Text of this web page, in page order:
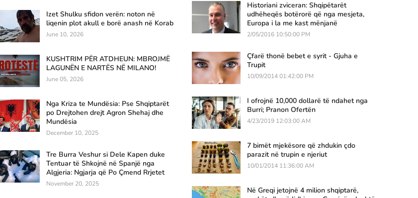
Izet Shulku sfidon verën: noton në
liqenin plot akull e borë anash në Korab
June 10, 2026
KUSHTRIM PËR ATDHEUN: MBROJMË
LAGUNËN E NARTËS NË MILANO!
June 05, 2026
Nga Kriza te Mundësia: Pse Shqiptarët
po Drejtohen drejt Agron Shehaj dhe
Mundësia
December 10, 2025
Tre Burra Veshur si Dele Kapen duke
Tentuar të Shkojnë në Spanjë nga
Algjeria: Ngjarja që Po Çmend Rrjetet
November 20, 2025
Historiani zviceran: Shqipëtarët
udhëheqës botërorë që nga mesjeta,
Europa i la me kast mënjanë
2/05/2016 10:50:00 PM
Çfarë thonë bebet e syrit - Gjuha e
Trupit
10/09/2014 01:42:00 PM
I ofrojnë 10,000 dollarë të ndahet nga
Burri; Pranon Ofertën
4/23/2019 12:03:00 AM
7 bimët mjekësore që zhdukin çdo
parazit në trupin e njeriut
10/01/2014 11:36:00 AM
Në Greqi jetojnë 4 milion shqiptarë,